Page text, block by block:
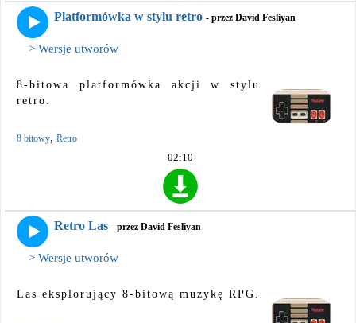
Platformówka w stylu retro - przez David Fesliyan
> Wersje utworów
8-bitowa platformówka akcji w stylu
retro.
8 bitowy, Retro
02:10
Retro Las - przez David Fesliyan
> Wersje utworów
Las eksplorujący 8-bitową muzykę RPG.